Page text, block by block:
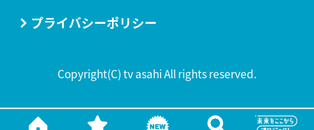
プライバシーポリシー
Copyright(C) tv asahi All rights reserved.